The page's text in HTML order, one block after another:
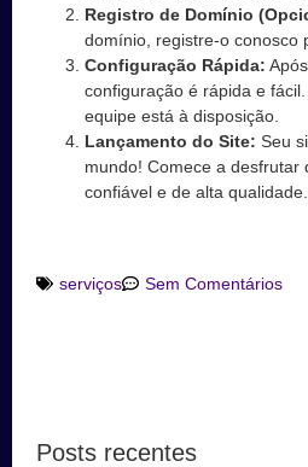
Registro de Domínio
domínio, registre-o conosco
Configuração Rápida:
configuração é rápida e
equipe está à disposição.
Lançamento do Site: Seu
mundo! Comece a desfrutar
confiável e de alta qualidade.
serviços Sem Comentários
Posts recentes